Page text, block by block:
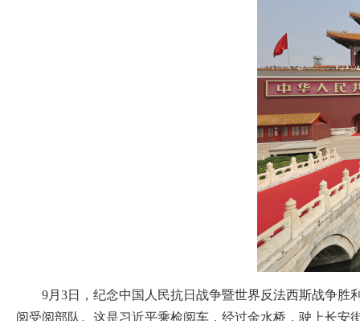
9月3日，纪念中国人民抗日战争暨世界反法西斯战争
阅受阅部队。这是习近平乘检阅车，经过金水桥，驶上长安